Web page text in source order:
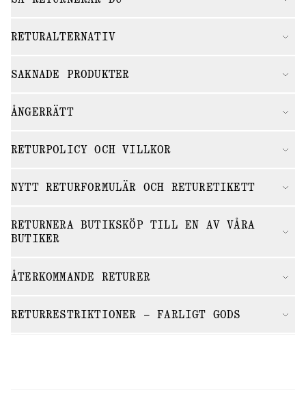
RETURALTERNATIV
SAKNADE PRODUKTER
ÅNGERRÄTT
RETURPOLICY OCH VILLKOR
NYTT RETURFORMULÄR OCH RETURETIKETT
RETURNERA BUTIKSKÖP TILL EN AV VÅRA
BUTIKER
ÅTERKOMMANDE RETURER
RETURRESTRIKTIONER – FARLIGT GODS